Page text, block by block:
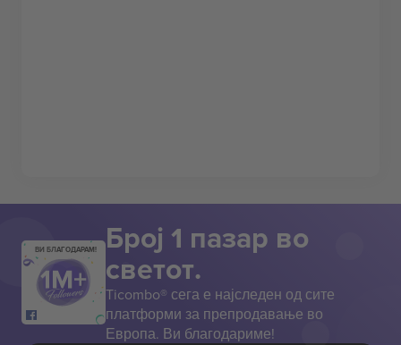
ВИ БЛАГОДАРАМ! Број 1 пазар во
светот.
Ticombo® сега е најследен од сите
платформи за препродавање во
Европа. Ви благодариме!